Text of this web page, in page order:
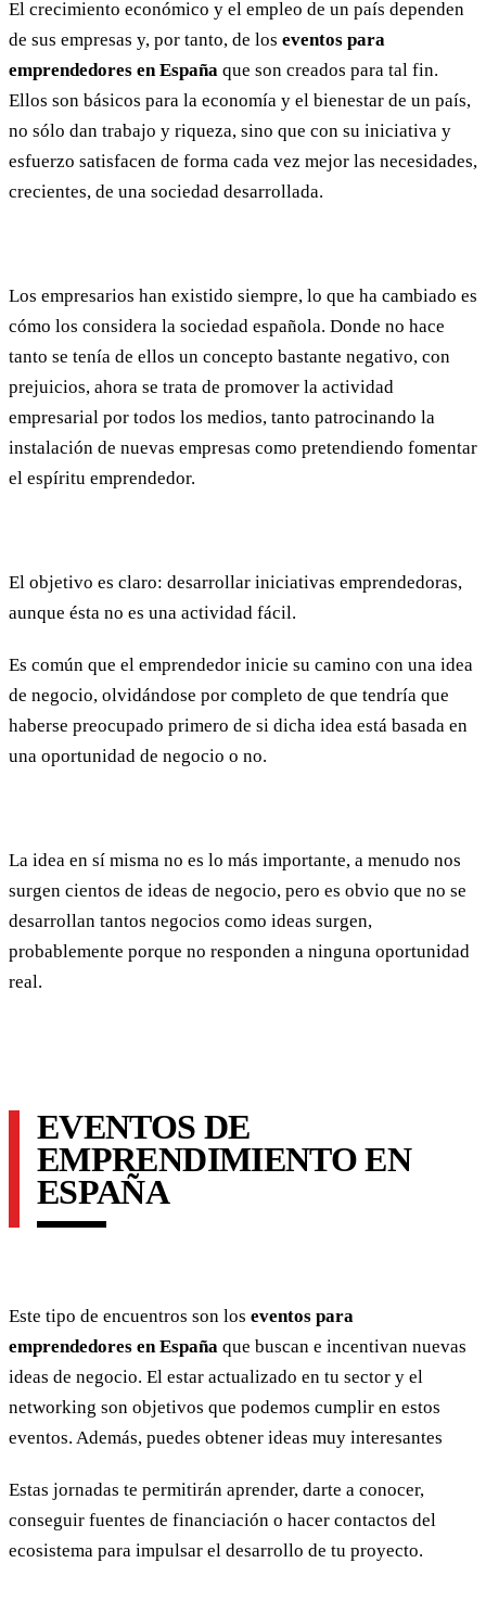
El crecimiento económico y el empleo de un país dependen
de sus empresas y, por tanto, de los eventos para
emprendedores en España que son creados para tal fin.
Ellos son básicos para la economía y el bienestar de un país,
no sólo dan trabajo y riqueza, sino que con su iniciativa y
esfuerzo satisfacen de forma cada vez mejor las necesidades,
crecientes, de una sociedad desarrollada.
Los empresarios han existido siempre, lo que ha cambiado es
cómo los considera la sociedad española. Donde no hace
tanto se tenía de ellos un concepto bastante negativo, con
prejuicios, ahora se trata de promover la actividad
empresarial por todos los medios, tanto patrocinando la
instalación de nuevas empresas como pretendiendo fomentar
el espíritu emprendedor.
El objetivo es claro: desarrollar iniciativas emprendedoras,
aunque ésta no es una actividad fácil.
Es común que el emprendedor inicie su camino con una idea
de negocio, olvidándose por completo de que tendría que
haberse preocupado primero de si dicha idea está basada en
una oportunidad de negocio o no.
La idea en sí misma no es lo más importante, a menudo nos
surgen cientos de ideas de negocio, pero es obvio que no se
desarrollan tantos negocios como ideas surgen,
probablemente porque no responden a ninguna oportunidad
real.
EVENTOS DE
EMPRENDIMIENTO EN
ESPAÑA
Este tipo de encuentros son los eventos para
emprendedores en España que buscan e incentivan nuevas
ideas de negocio. El estar actualizado en tu sector y el
networking son objetivos que podemos cumplir en estos
eventos. Además, puedes obtener ideas muy interesantes
Estas jornadas te permitirán aprender, darte a conocer,
conseguir fuentes de financiación o hacer contactos del
ecosistema para impulsar el desarrollo de tu proyecto.